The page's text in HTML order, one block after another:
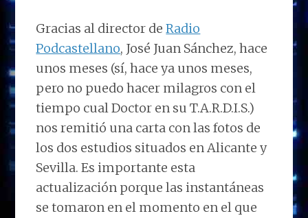
Gracias al director deRadio
Podcastellano, José Juan Sánchez, hace
unos meses (sí, hace ya unos meses,
pero no puedo hacer milagros con el
tiempo cual Doctor en su T.A.R.D.I.S.)
nos remitió una carta con las fotos de
los dos estudios situados en Alicante y
Sevilla. Es importante esta
actualización porque las instantáneas
se tomaron en el momento en el que